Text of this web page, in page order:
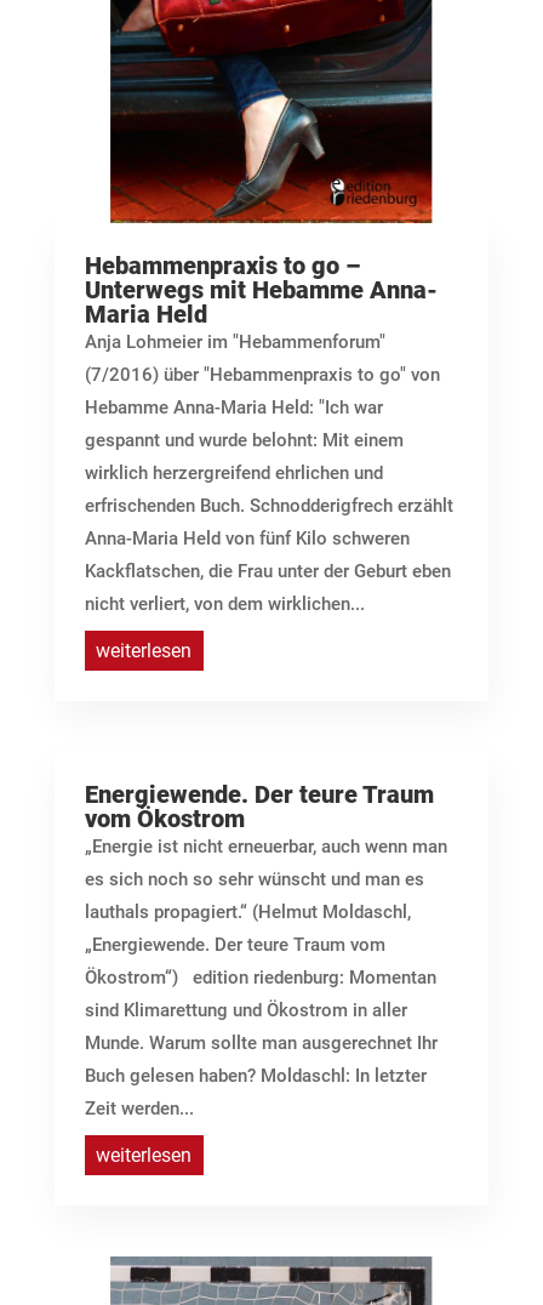
Hebammenpraxis to go –
Unterwegs mit Hebamme Anna-
Maria Held
Anja Lohmeier im "Hebammenforum"
(7/2016) über "Hebammenpraxis to go" von
Hebamme Anna-Maria Held: "Ich war
gespannt und wurde belohnt: Mit einem
wirklich herzergreifend ehrlichen und
erfrischenden Buch. Schnodderigfrech erzählt
Anna-Maria Held von fünf Kilo schweren
Kackflatschen, die Frau unter der Geburt eben
nicht verliert, von dem wirklichen...
weiterlesen
Energiewende. Der teure Traum
vom Ökostrom
„Energie ist nicht erneuerbar, auch wenn man
es sich noch so sehr wünscht und man es
lauthals propagiert.“ (Helmut Moldaschl,
„Energiewende. Der teure Traum vom
Ökostrom“) edition riedenburg: Momentan
sind Klimarettung und Ökostrom in aller
Munde. Warum sollte man ausgerechnet Ihr
Buch gelesen haben? Moldaschl: In letzter
Zeit werden...
weiterlesen